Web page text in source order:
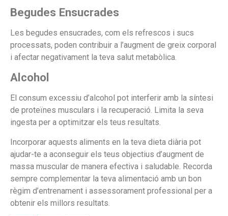
Begudes Ensucrades
Les begudes ensucrades, com els refrescos i sucs
processats, poden contribuir a l’augment de greix corporal
i afectar negativament la teva salut metabòlica.
Alcohol
El consum excessiu d’alcohol pot interferir amb la síntesi
de proteïnes musculars i la recuperació. Limita la seva
ingesta per a optimitzar els teus resultats.
Incorporar aquests aliments en la teva dieta diària pot
ajudar-te a aconseguir els teus objectius d’augment de
massa muscular de manera efectiva i saludable. Recorda
sempre complementar la teva alimentació amb un bon
règim d’entrenament i assessorament professional per a
obtenir els millors resultats.